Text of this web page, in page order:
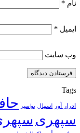
نام *
ایمیل *
وب‌ سایت
Tags
ادرار آور اسهال بواسیر
سپهری